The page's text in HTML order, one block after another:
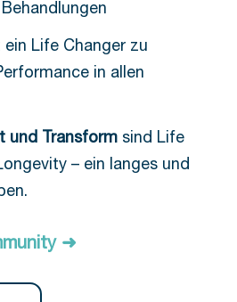
ein Life Changer zu
in allen
und Transform sind Life
– ein langes und
➜